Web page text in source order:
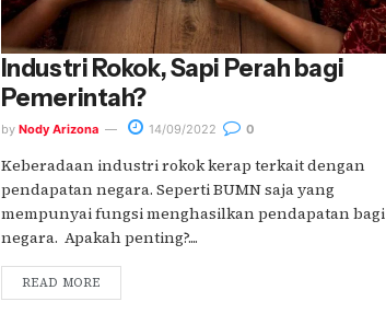
Industri Rokok, Sapi Perah bagi
Pemerintah?
by Nody Arizona 14/09/2022 0
Keberadaan industri rokok kerap terkait dengan
pendapatan negara. Seperti BUMN saja yang
mempunyai fungsi menghasilkan pendapatan bagi
negara. Apakah penting?....
READ MORE